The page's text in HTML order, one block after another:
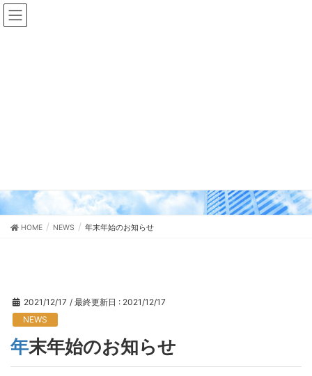
HOME NEWS 年末年始のお知らせ
2021/12/17 / 最終更新日 : 2021/12/17
NEWS
年末年始のお知らせ